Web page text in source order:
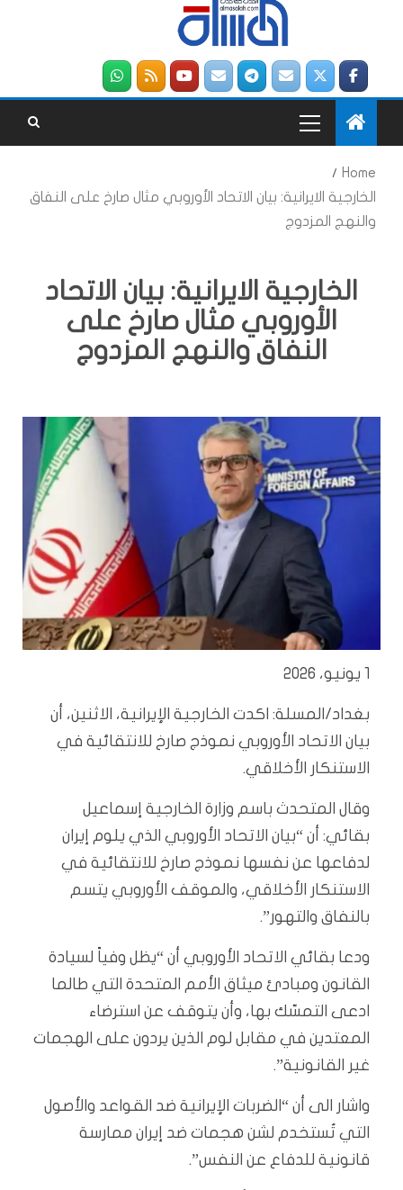
Home
الخارجية الايرانية: بيان الاتحاد الأوروبي مثال صارخ على النفاق
والنهج المزدوج
الخارجية الايرانية: بيان الاتحاد
الأوروبي مثال صارخ على
النفاق والنهج المزدوج
1 يونيو، 2026
بغداد/المسلة: اكدت الخارجية الإيرانية، الاثنين، أن
بيان الاتحاد الأوروبي نموذج صارخ للانتقائية في
الاستنكار الأخلاقي.
وقال المتحدث باسم وزارة الخارجية إسماعيل
بقائي: أن “بيان الاتحاد الأوروبي الذي يلوم إيران
لدفاعها عن نفسها نموذج صارخ للانتقائية في
الاستنكار الأخلاقي، والموقف الأوروبي يتسم
بالنفاق والتهور”.
ودعا بقائي الاتحاد الأوروبي أن “يظل وفياً لسيادة
القانون ومبادئ ميثاق الأمم المتحدة التي طالما
ادعى التمسّك بها، وأن يتوقف عن استرضاء
المعتدين في مقابل لوم الذين يردون على الهجمات
غير القانونية”.
واشار الى أن “الضربات الإيرانية ضد القواعد والأصول
التي تُستخدم لشن هجمات ضد إيران ممارسة
قانونية للدفاع عن النفس”.